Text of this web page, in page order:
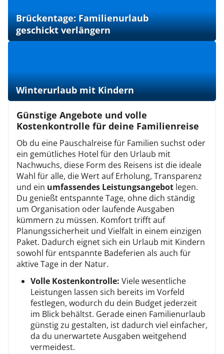
Brückentage: Familienurlaub
geschickt verlängern
Winterurlaub mit Kindern
Günstige Angebote und volle
Kostenkontrolle für deine Familienreise
Ob du eine Pauschalreise für Familien suchst oder
ein gemütliches Hotel für den Urlaub mit
Nachwuchs, diese Form des Reisens ist die ideale
Wahl für alle, die Wert auf Erholung, Transparenz
und ein umfassendes Leistungsangebot legen.
Du genießt entspannte Tage, ohne dich ständig
um Organisation oder laufende Ausgaben
kümmern zu müssen. Komfort trifft auf
Planungssicherheit und Vielfalt in einem einzigen
Paket. Dadurch eignet sich ein Urlaub mit Kindern
sowohl für entspannte Badeferien als auch für
aktive Tage in der Natur.
Volle Kostenkontrolle: Viele wesentliche
Leistungen lassen sich bereits im Vorfeld
festlegen, wodurch du dein Budget jederzeit
im Blick behältst. Gerade einen Familienurlaub
günstig zu gestalten, ist dadurch viel einfacher,
da du unerwartete Ausgaben weitgehend
vermeidest.